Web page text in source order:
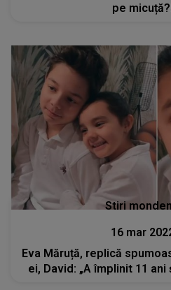
pe
Stiri
16 mar
Eva Măruță, replică
ei, David: „A împlinit 11 ani